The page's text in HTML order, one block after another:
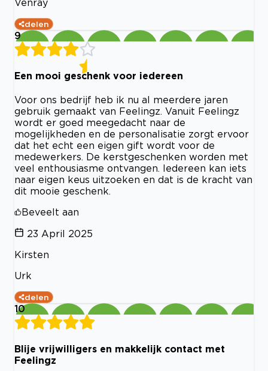
delen
9
Een mooi geschenk voor iedereen
Voor ons bedrijf heb ik nu al meerdere jaren
gebruik gemaakt van Feelingz. Vanuit Feelingz
wordt er goed meegedacht naar de
mogelijkheden en de personalisatie zorgt ervoor
dat het echt een eigen gift wordt voor de
medewerkers. De kerstgeschenken worden met
veel enthousiasme ontvangen. Iedereen kan iets
naar eigen keus uitzoeken en dat is de kracht van
dit mooie geschenk.
Beveelt aan
23 April 2025
Kirsten
Urk
delen
10
Blije vrijwilligers en makkelijk contact met
Feelingz